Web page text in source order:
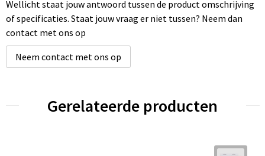
Wellicht staat jouw antwoord tussen de product omschrijving
of specificaties. Staat jouw vraag er niet tussen? Neem dan
contact met ons op
Neem contact met ons op
Gerelateerde producten